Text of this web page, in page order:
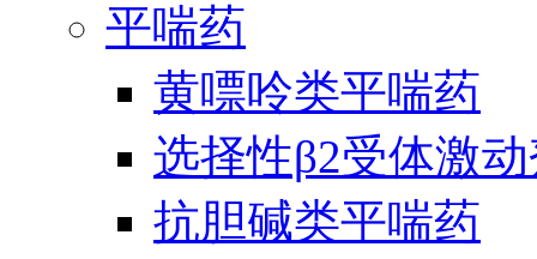
平喘药
黄嘌呤类平喘药
选择性β2受体激
抗胆碱类平喘药